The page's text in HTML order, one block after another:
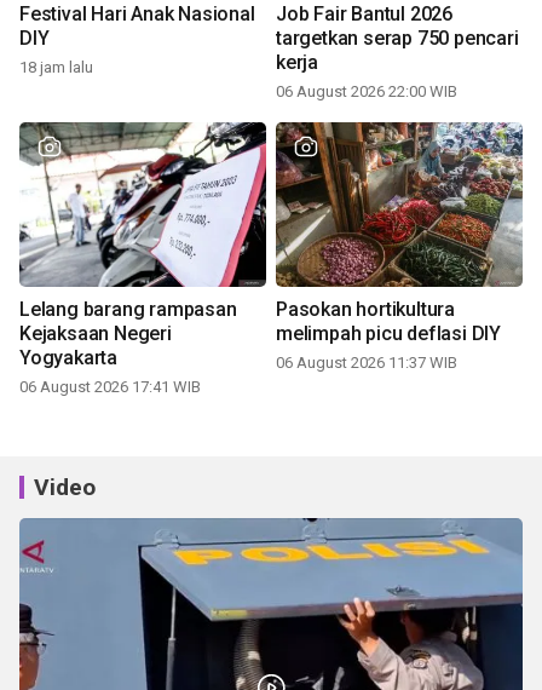
Festival Hari Anak Nasional
DIY
18 jam lalu
Job Fair Bantul 2026
targetkan serap 750 pencari
kerja
06 August 2026 22:00 WIB
Lelang barang rampasan
Kejaksaan Negeri
Yogyakarta
06 August 2026 17:41 WIB
Pasokan hortikultura
melimpah picu deflasi DIY
06 August 2026 11:37 WIB
Video